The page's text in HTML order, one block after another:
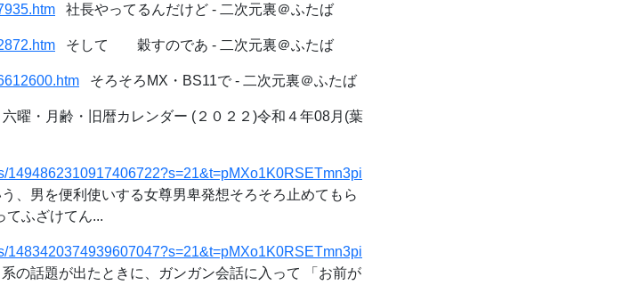
社長やってるんだけど - 二次元裏＠ふたば
そして 穀すのであ - 二次元裏＠ふたば
そろそろMX・BS11で - 二次元裏＠ふたば
曜・月齢・旧暦カレンダー (２０２２)令和４年08月(葉
1494862310917406722?s=21&t=pMXo1K0RSETmn3pi
、男を便利使いする女尊男卑発想そろそろ止めてもら
てふざけてん...
1483420374939607047?s=21&t=pMXo1K0RSETmn3pi
の話題が出たときに、ガンガン会話に入って 「お前が